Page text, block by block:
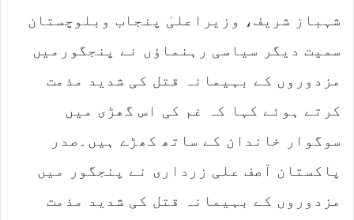
e
شہباز شریف، وزیراعلیٰ پنجاب وبلوچستان
سمیت دیگر سیاسی رہنماؤں نے پنجگورمیں
مزدوروں کے بہیمانہ قتل کی شدید مذمت
کرتے ہوئے کہا کہ غم کی اس گھڑی میں
سوگوار خاندان کے ساتھ کھڑے ہیں۔صدر
پاکستان آصف علی زرداری نے پنجگور میں
مزدوروں کے بہیمانہ قتل کی شدید مذمت